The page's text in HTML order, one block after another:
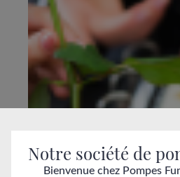
Notre société de
Bienvenue chez Pompes